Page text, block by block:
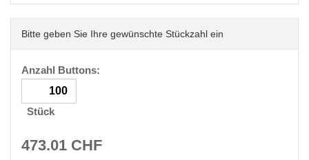
Bitte geben Sie Ihre gewünschte Stückzahl ein
Anzahl Buttons:
Stück
473.01 CHF